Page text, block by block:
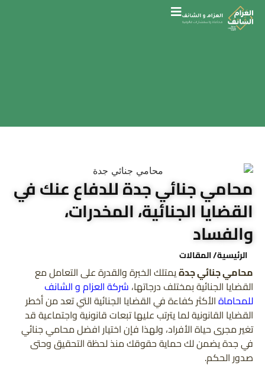
محامي جنائي جدة للدفاع عنك في
القضايا الجنائية، المخدرات،
والفساد
الرئيسية/ المقالات
محامي جنائي جدةيمتلك الخبرة والقدرة على التعامل مع
القضايا الجنائية بمختلف درجاتها، شركة العزام و الشانف
للمحاماةالأكثر كفاءة في القضايا الجنائية التي تعد من أخطر
القضايا القانونية لما يترتب عليها تبعات قانونية واجتماعية قد
تغير مجرى حياة الأفراد، ولهذا فإن اختيار افضل محامي جنائي
في جدة يضمن لك حماية حقوقك منذ لحظة التحقيق وحتى
صدور الحكم.